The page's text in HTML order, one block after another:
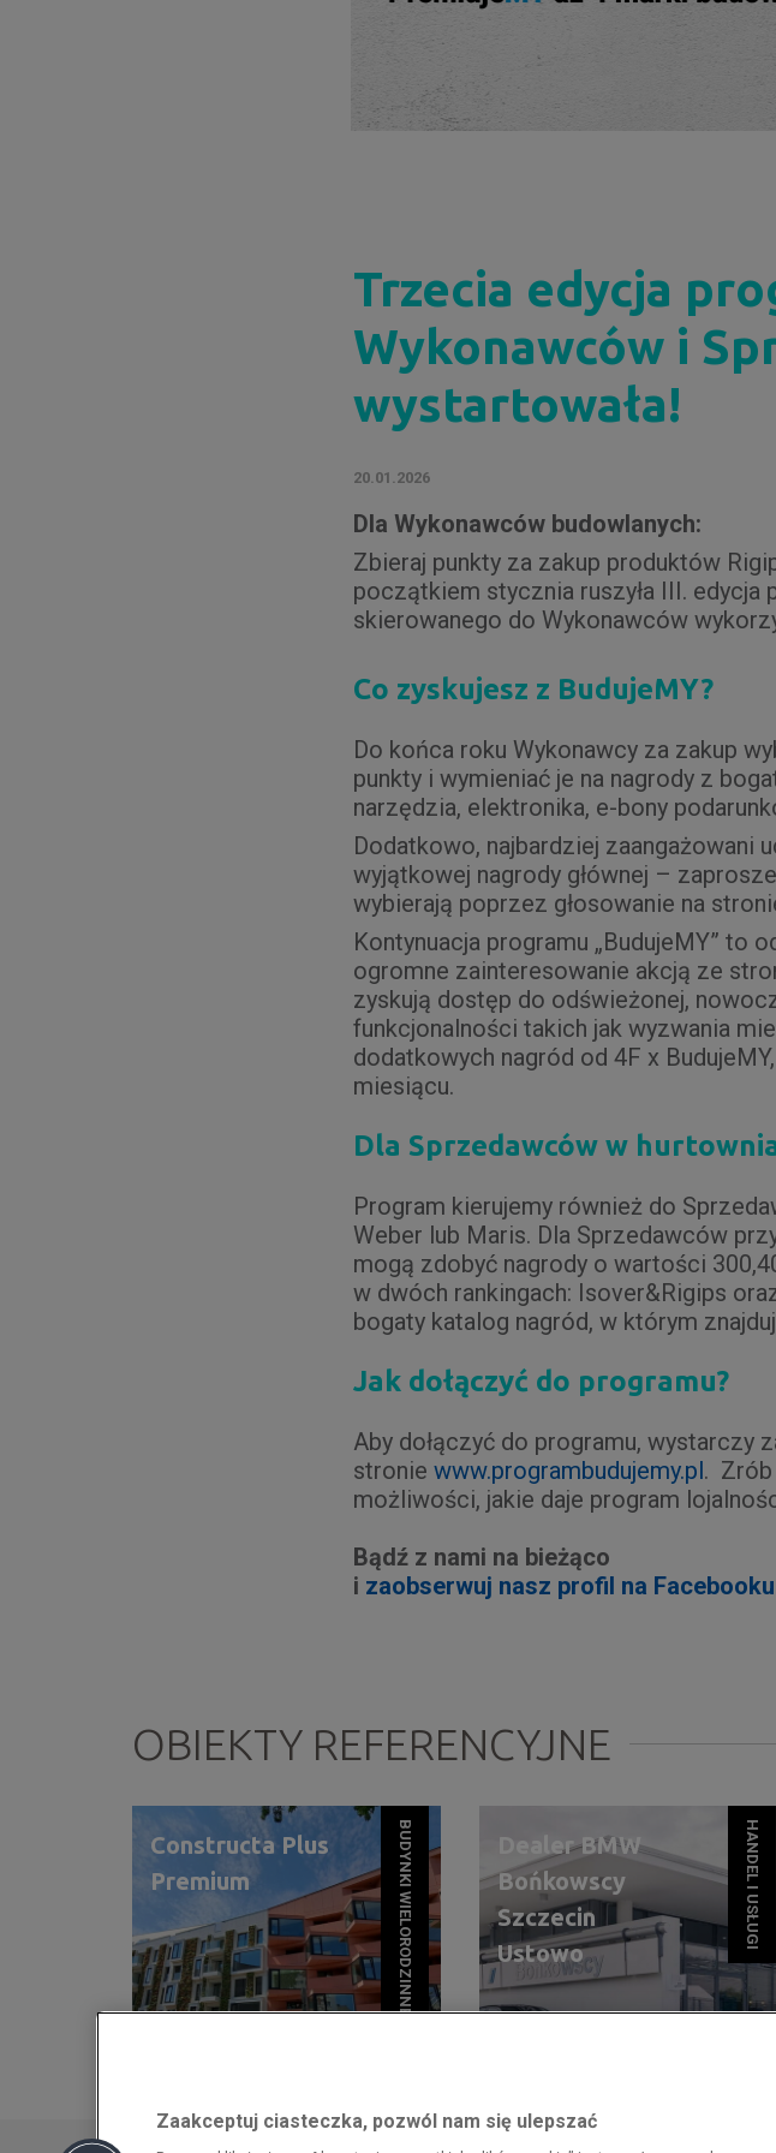
Trzecia edycja
Wykonawców i
wystartowała!
20.01.2026
Dla Wykonawców budowlanych:
Zbieraj punkty za zakup produktów
początkiem stycznia ruszyła III. edycja
skierowanego do Wykonawców
Co zyskujesz z BudujeMY?
Do końca roku Wykonawcy za zakup
punkty i wymieniać je na nagrody z
narzędzia, elektronika, e-bony
Dodatkowo, najbardziej zaangażowani
wyjątkowej nagrody głównej –
wybierają poprzez głosowanie na
Kontynuacja programu „BudujeMY” to
ogromne zainteresowanie akcją ze
zyskują dostęp do odświeżonej,
funkcjonalności takich jak wyzwania
dodatkowych nagród od 4F x
miesiącu.
Dla Sprzedawców w
Program kierujemy również do
Weber lub Maris. Dla Sprzedawców
mogą zdobyć nagrody o wartości
w dwóch rankingach: Isover&Rigips
bogaty katalog nagród, w którym
Jak dołączyć do programu?
Aby dołączyć do programu, wystarczy
stronie www.programbudujemy.pl. Zrób
możliwości, jakie daje program
Bądź z nami na bieżąco
i zaobserwuj nasz profil na Facebooku
OBIEKTY REFERENCYJNE
Constructa Plus
Premium
BUDYNKI WIELORODZINNE
Dealer BMW
Bońkowscy
Szczecin
Ustowo
HANDEL I USŁUGI
Zaakceptuj ciasteczka, pozwól nam się ulepszać